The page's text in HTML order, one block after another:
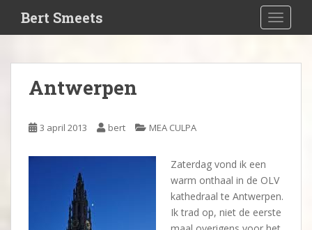
i
Bert Smeets
Antwerpen
3 april 2013 bert MEA CULPA
Zaterdag vond ik een
warm onthaal in de OLV
kathedraal te Antwerpen.
Ik trad op, niet de eerste